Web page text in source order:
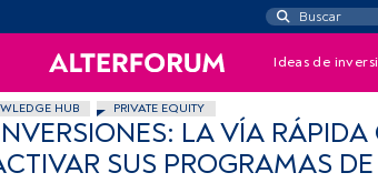
Ideas de
HUB PRIVATE EQUITY
LA VÍA
SUS PROGRAMAS